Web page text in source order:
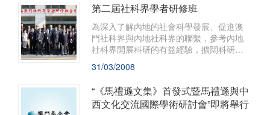
建築、廣場空間、街道或節慶文化、歷史
故事等為考察對象，深入發掘澳門歷史城
區的普世價值。
第二屆社科界學者研修班
為深入了解內地的社會科學發展、促進澳
門社科界與內地社科界的聯繫，參考內地
社科界開展科研的有益經驗，擴闊科研思
京大學台港澳事務辦公室聯合開辦學者研
31/03/2008
“《馬禮遜文集》首發式暨馬禮遜與中
西文化交流國際學術研討會”即將舉行